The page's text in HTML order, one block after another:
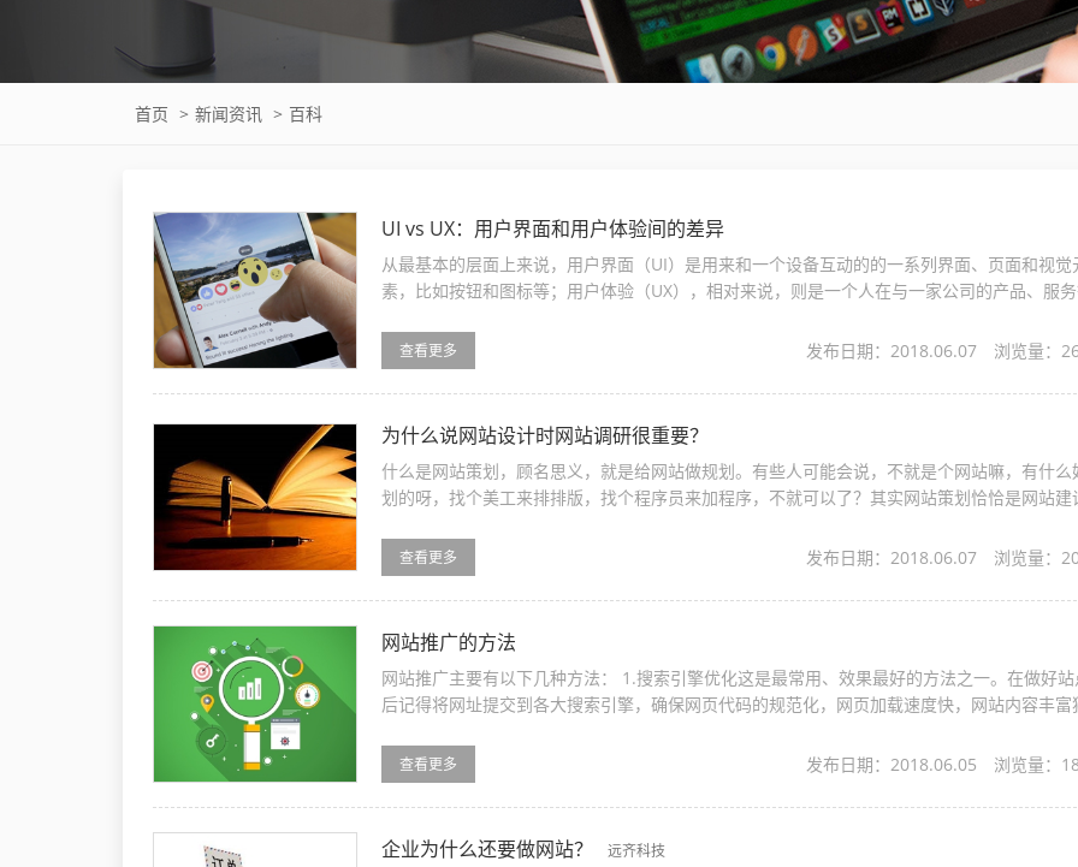
首页 新闻资讯 百科
UI vs UX：用户界面和用户体验间的差异
从最基本的层面上来说，用户界面（UI）是用来和一个设备互动的的一系列界面、页面和视觉
素，比如按钮和图标等；用户体验（UX），相对来说，则是一个人在与一家公司的产品、服务
查看更多 发布日期：2018.06.07 浏览量：
为什么说网站设计时网站调研很重要？
什么是网站策划，顾名思义，就是给网站做规划。有些人可能会说，不就是个网站嘛，有什么
划的呀，找个美工来排排版，找个程序员来加程序，不就可以了？其实网站策划恰恰是网站建
查看更多 发布日期：2018.06.07 浏览量：
网站推广的方法
网站推广主要有以下几种方法： 1.搜索引擎优化这是最常用、效果最好的方法之一。在做好站
后记得将网址提交到各大搜索引擎，确保网页代码的规范化，网页加载速度快，网站内容丰富
查看更多 发布日期：2018.06.05 浏览量：
企业为什么还要做网站？ 远齐科技